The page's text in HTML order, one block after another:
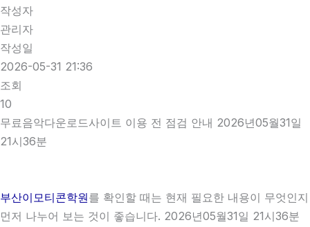
작성자
관리자
작성일
2026-05-31 21:36
조회
10
무료음악다운로드사이트 이용 전 점검 안내 2026년05월31일
21시36분
부산이모티콘학원를 확인할 때는 현재 필요한 내용이 무엇인지
먼저 나누어 보는 것이 좋습니다. 2026년05월31일 21시36분